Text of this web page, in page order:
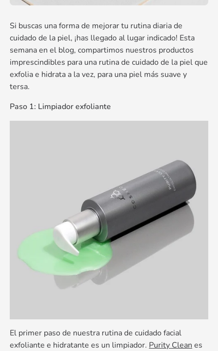
Si buscas una forma de mejorar tu rutina diaria de
cuidado de la piel, ¡has llegado al lugar indicado! Esta
semana en el blog, compartimos nuestros productos
imprescindibles para una rutina de cuidado de la piel que
exfolia e hidrata a la vez, para una piel más suave y
tersa.
Paso 1: Limpiador exfoliante
El primer paso de nuestra rutina de cuidado facial
exfoliante e hidratante es un limpiador. Purity Clean es